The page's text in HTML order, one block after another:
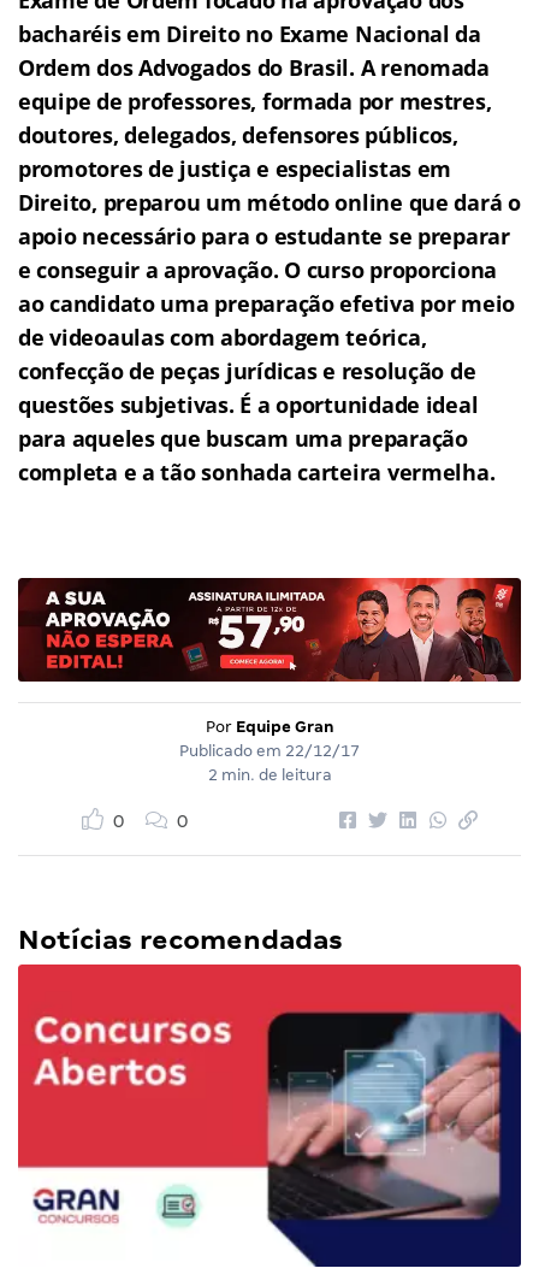
bacharéis em Direito no Exame Nacional da
Ordem dos Advogados do Brasil. A renomada
equipe de professores, formada por mestres,
doutores, delegados, defensores públicos,
promotores de justiça e especialistas em
Direito, preparou um método online que dará o
apoio necessário para o estudante se preparar
e conseguir a aprovação. O curso proporciona
ao candidato uma preparação efetiva por meio
de videoaulas com abordagem teórica,
confecção de peças jurídicas e resolução de
questões subjetivas. É a oportunidade ideal
para aqueles que buscam uma preparação
completa e a tão sonhada carteira vermelha.
Por Equipe Gran
Publicado em 22/12/17
2 min. de leitura
0 0
Notícias recomendadas